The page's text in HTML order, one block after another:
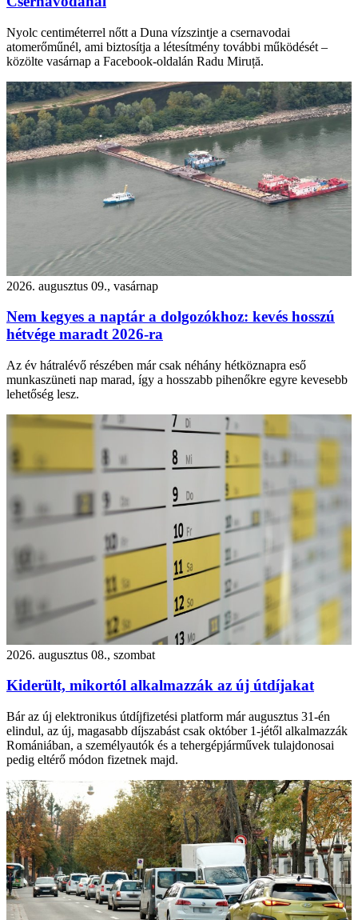
Nyolc centiméterrel nőtt a Duna vízszintje a csernavodai
atomerőműnél, ami biztosítja a létesítmény további működését –
közölte vasárnap a Facebook-oldalán Radu Miruță.
2026. augusztus 09., vasárnap
Nem kegyes a naptár a dolgozókhoz: kevés hosszú
hétvége maradt 2026-ra
Az év hátralévő részében már csak néhány hétköznapra eső
munkaszüneti nap marad, így a hosszabb pihenőkre egyre kevesebb
lehetőség lesz.
2026. augusztus 08., szombat
Kiderült, mikortól alkalmazzák az új útdíjakat
Bár az új elektronikus útdíjfizetési platform már augusztus 31-én
elindul, az új, magasabb díjszabást csak október 1-jétől alkalmazzák
Romániában, a személyautók és a tehergépjárművek tulajdonosai
pedig eltérő módon fizetnek majd.